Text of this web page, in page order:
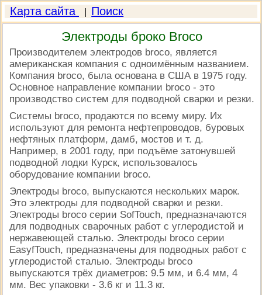
Карта сайта Поиск
Электроды броко Broco
Производителем электродов broco, является
американская компания с одноимённым названием.
Компания broco, была основана в США в 1975 году.
Основное направление компании broco - это
производство систем для подводной сварки и резки.
Системы broco, продаются по всему миру. Их
используют для ремонта нефтепроводов, буровых
нефтяных платформ, дамб, мостов и т. д.
Например, в 2001 году, при подъёме затонувшей
подводной лодки Курск, использовалось
оборудование компании broco.
Электроды broco, выпускаются нескольких марок.
Это электроды для подводной сварки и резки.
Электроды broco серии SofTouch, предназначаются
для подводных сварочных работ с углеродистой и
нержавеющей сталью. Электроды broco серии
EasyfTouch, предназначены для подводных работ с
углеродистой сталью. Электроды broco
выпускаются трёх диаметров: 9.5 мм, и 6.4 мм, 4
мм. Вес упаковки - 3.6 кг и 11.3 кг.